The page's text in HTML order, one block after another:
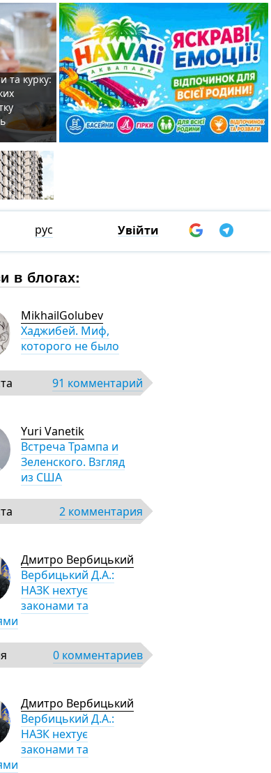
та курку:
рус Увійти
в блогах:
MikhailGolubev
Хаджибей. Миф,
которого не было
91 комментарий
Yuri Vanetik
Встреча Трампа и
Зеленского. Взгляд
из США
2 комментария
Дмитро Вербицький
Вербицький Д.А.:
НАЗК нехтує
законами та
0 комментариев
Дмитро Вербицький
Вербицький Д.А.:
НАЗК нехтує
законами та